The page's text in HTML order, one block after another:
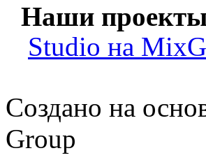
Наши
Studio на
Создано на
Group